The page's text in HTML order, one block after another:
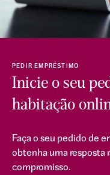
PEDIR EMPRÉSTIMO
Inicie o seu
habitação
Faça o seu pedido de
obtenha uma resposta
compromisso.